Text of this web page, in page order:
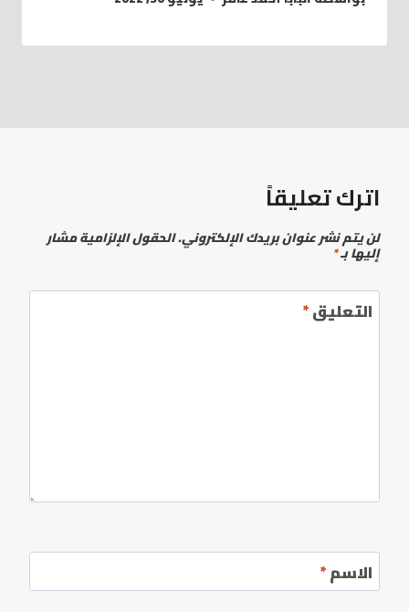
اترك تعليقاً
لن يتم نشر عنوان بريدك الإلكتروني.الحقول الإلزامية مشار
إليها بـ*
التعليق*
الاسم*